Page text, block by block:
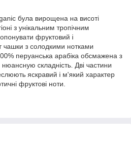
була вирощена на висоті
з унікальним тропічним
фруктовий і
чашки з солодкими нотками
перуанська арабіка обсмажена з
складність. Дві частини
яскравий і м'який характер
фруктові ноти.